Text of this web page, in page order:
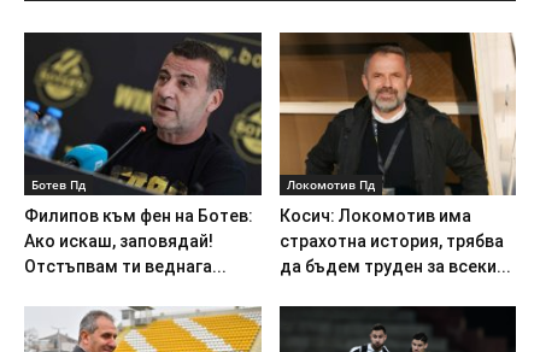
Ботев Пд
Филипов към фен на Ботев:
Ако искаш, заповядай!
Отстъпвам ти веднага...
Локомотив Пд
Косич: Локомотив има
страхотна история, трябва
да бъдем труден за всеки...